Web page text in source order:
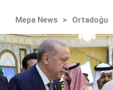
Mepa News > Ortadoğu